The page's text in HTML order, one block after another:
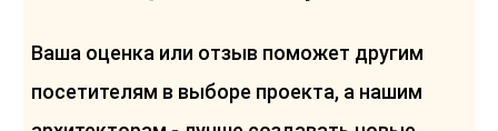
Ваша оценка или отзыв поможет другим
посетителям в выборе проекта, а нашим